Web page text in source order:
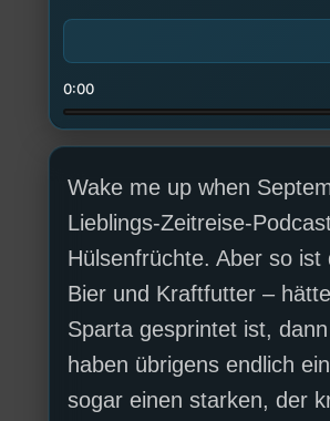
0:00
Wake me up when
Lieblings-Zeitreise-
Hülsenfrüchte. Aber so
Bier und Kraftfutter –
Sparta gesprintet ist,
haben übrigens endlich
sogar einen starken, der